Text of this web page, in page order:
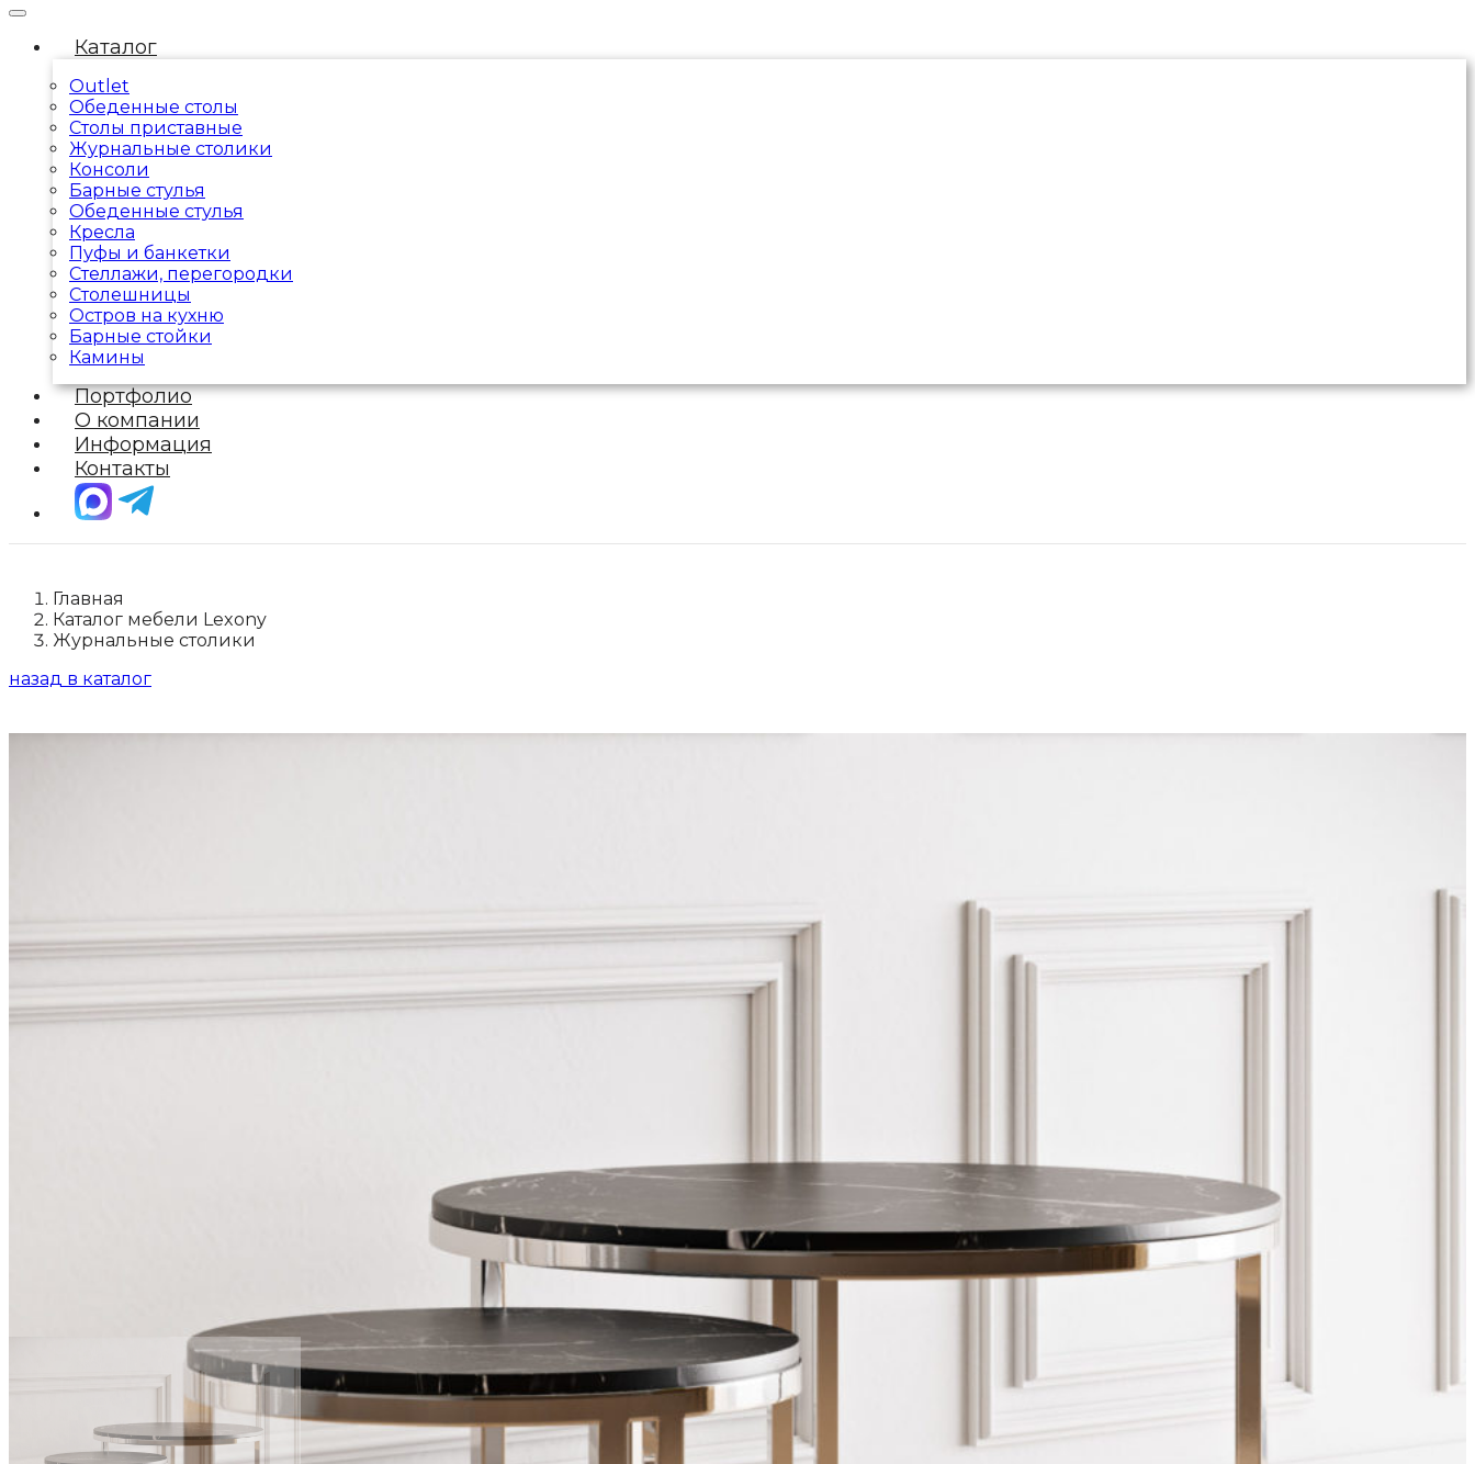
Каталог
Outlet
Обеденные столы
Столы приставные
Журнальные столики
Консоли
Барные стулья
Обеденные стулья
Кресла
Пуфы и банкетки
Стеллажи, перегородки
Столешницы
Остров на кухню
Барные стойки
Камины
Портфолио
О компании
Информация
Контакты
Главная
Каталог мебели Lexony
Журнальные столики
назад в каталог